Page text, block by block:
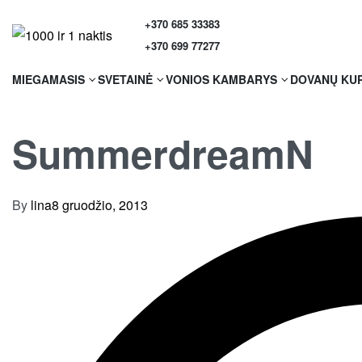
+370 685 33383
+370 699 77277
MIEGAMASIS SVETAINĖ VONIOS KAMBARYS DOVANŲ
SummerdreamN
By lina8 gruodžio, 2013